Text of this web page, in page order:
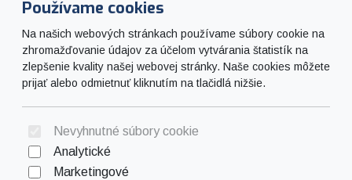
Používame cookies
Na našich webových stránkach používame súbory cookie na
zhromažďovanie údajov za účelom vytvárania štatistík na
zlepšenie kvality našej webovej stránky. Naše cookies môžete
prijať alebo odmietnuť kliknutím na tlačidlá nižšie.
Nevyhnutné súbory cookie
Analytické
Marketingové
0915 727 244
Social
Facebook